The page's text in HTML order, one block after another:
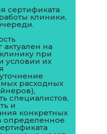
сертификата
клиники,
актуален на
при
условии их
расходных
специалистов,
и
конкретных
определенное